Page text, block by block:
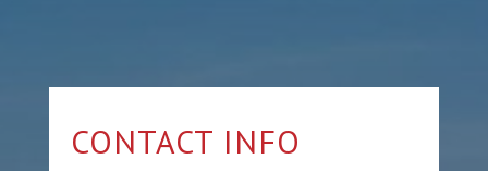
CONTACT INFO